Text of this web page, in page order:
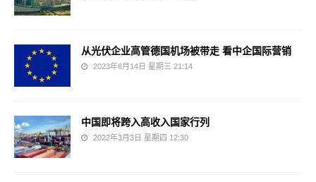
从光伏企业高管德国机场被带走 看中企国际营销
2023年6月14日 星期三 21:14
中国即将跨入高收入国家行列
2022年3月3日 星期四 12:30